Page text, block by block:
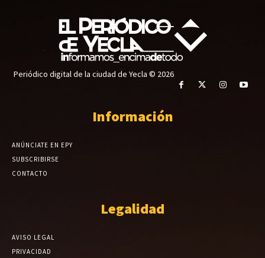
Periódico digital de la ciudad de Yecla © 2026
Información
ANÚNCIATE EN EPY
SUBSCRIBIRSE
CONTACTO
Legalidad
AVISO LEGAL
PRIVACIDAD